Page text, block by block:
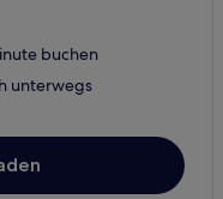
buchen
unterwegs